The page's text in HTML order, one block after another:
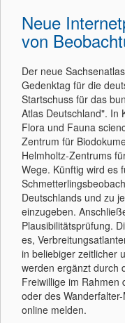
Neue
von
Der neue
Gedenktag für die
Startschuss für das
Atlas Deutschland". In
Flora und Fauna
Zentrum für
Helmholtz-Zentrums
Wege. Künftig wird es
Deutschlands und zu
einzugeben.
Plausibilitätsprüfung.
es,
in beliebiger zeitlicher
werden ergänzt durch
Freiwillige im Rahmen
oder des
online melden.